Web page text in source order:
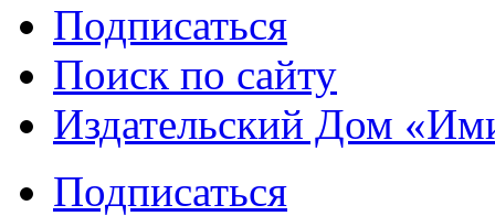
Подписаться
Поиск по сайту
Издательский Дом
Подписаться